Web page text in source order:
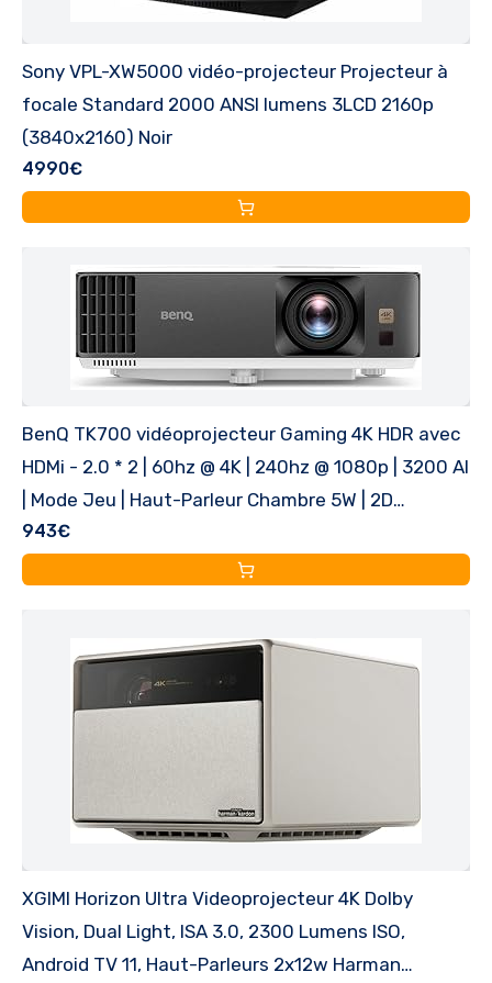
Sony VPL-XW5000 vidéo-projecteur Projecteur à
focale Standard 2000 ANSI lumens 3LCD 2160p
(3840x2160) Noir
4990€
BenQ TK700 vidéoprojecteur Gaming 4K HDR avec
HDMi - 2.0 * 2 | 60hz @ 4K | 240hz @ 1080p | 3200 Al
| Mode Jeu | Haut-Parleur Chambre 5W | 2D
Keystone | 3D | PS5 | Xbox Series X
943€
XGIMI Horizon Ultra Videoprojecteur 4K Dolby
Vision, Dual Light, ISA 3.0, 2300 Lumens ISO,
Android TV 11, Haut-Parleurs 2x12w Harman